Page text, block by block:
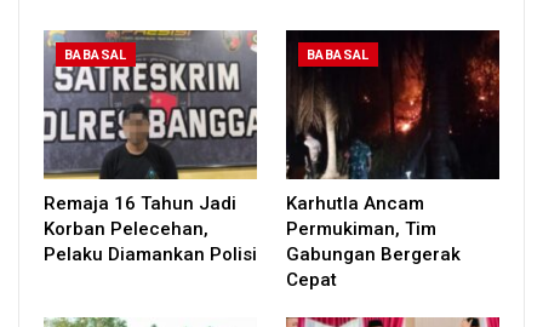
BABASAL
Remaja 16 Tahun Jadi
Korban Pelecehan,
Pelaku Diamankan Polisi
BABASAL
Karhutla Ancam
Permukiman, Tim
Gabungan Bergerak
Cepat